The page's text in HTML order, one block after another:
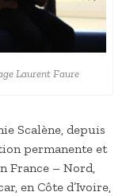
Laurent Faure
Scalène, depuis
permanente et
France – Nord,
en Côte d’Ivoire,